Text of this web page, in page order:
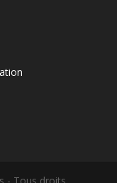
- Tous droits